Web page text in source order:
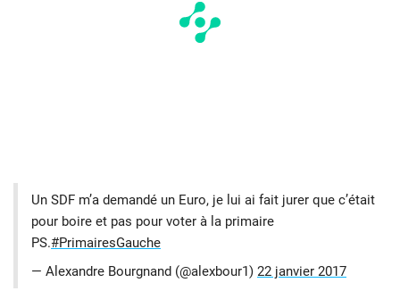
Un SDF m’a demandé un Euro, je lui ai fait jurer que c’était
pour boire et pas pour voter à la primaire
PS.#PrimairesGauche
— Alexandre Bourgnand (@alexbour1) 22 janvier 2017